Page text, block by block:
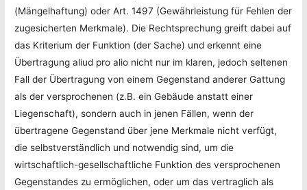
(Mängelhaftung) oder Art. 1497 (Gewährleistung für Fehlen der
zugesicherten Merkmale). Die Rechtsprechung greift dabei auf
das Kriterium der Funktion (der Sache) und erkennt eine
Übertragung aliud pro alio nicht nur im klaren, jedoch seltenen
Fall der Übertragung von einem Gegenstand anderer Gattung
als der versprochenen (z.B. ein Gebäude anstatt einer
Liegenschaft), sondern auch in jenen Fällen, wenn der
übertragene Gegenstand über jene Merkmale nicht verfügt,
die selbstverständlich und notwendig sind, um die
wirtschaftlich-gesellschaftliche Funktion des versprochenen
Gegenstandes zu ermöglichen, oder um das vertraglich als